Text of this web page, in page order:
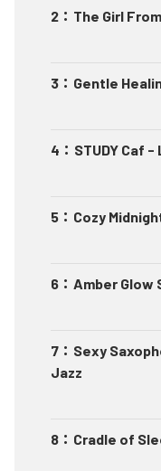
2 ： The Girl
3 ： Gentle
4 ： STUDY Caf
5 ： Cozy
6 ： Amber Glow
7 ： Sexy
Jazz
8 ： Cradle of